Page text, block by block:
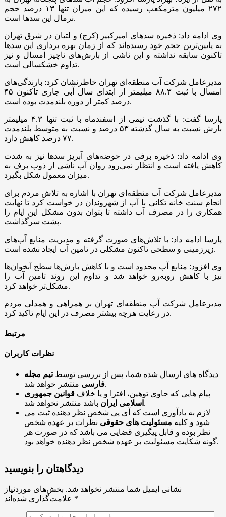
۲۷۲ میلیون مترمکعب رسیده که این میزان تنها ۱۳ درصد حجم
نرمال این سد‌ها است.
وی ادامه داد: ذخیره سد‌های امیرکبیر (کرج) و لتیان در شرق تهران
به پایین‌ترین حجم خود رسیده‌اند که از زمان بهره برداری این سد‌ها
تاکنون سابقه نداشته و این ناشی از بارش‌های ناچیز امسال و نیز
تداوم خشکسالی است.
مدیرعامل شرکت آب منطقه‌ای تهران خاطرنشان کرد: بارندگی‌های
امسال با ثبت ۸۸.۳ میلیمتر از ابتدای سال آبی جاری تاکنون ۴۵
درصد کمتر از دوره بلندمدت بوده است.
پارسا گفت: با گذشت نیمی از اسفندماه با ثبت تنها ۴.۳ میلیمتر
بارش نسبت به سال گذشته ۵۳ درصد و نسبت به متوسط بلندمدت
۷۷ درصد کاهش دارد.
وی ادامه داد: ذخیره برفی در حوضه‌های آبریز سد‌ها نیز به شدت
کاهش یافته است و انتظار نمی‌رود روان آب ناشی از ذوب برف به
میزان معمول شکل بگیرد.
مدیرعامل شرکت آب منطقه‌ای تهران با اشاره به تلاش مردم برای
انجام سنت خانه تکانی با آب از شهروندان در خواست کرد تا نهایت
همکاری را در مصرف آب داشته تا بتوان بدون مشکل این ایام را
پشت سرگذاشت.
پارسا ادامه داد: با تلاش‌های صورت گرفته و مدیریت منابع آب‌های
زیرزمینی و سطحی تاکنون مشکلی در تامین آب ایجاد نشده است.
وی افزود: منابع آب محدود است و با کاهش بارش‌ها سطح آبخوان‌ها
نیز با کاهش رو‌به‌رو خواهد شد و تداوم این روند تامین آب را
مشکل‌تر خواهد کرد.
مدیرعامل شرکت آب منطقه‌ای تهران بر همراهی و همدلی مردم
در رعایت هرچه بیشتر مصرف در این ایام تاکید کرد.
مرتبط
نظرات کاربران
دیدگاه های ارسال شده شما، پس از بررسی توسطتیم مجله
فارسیمنتشر خواهد شد.
پیام هایی که حاوی توهین، افترا و یا خلاف قوانین جمهوری
اسلامی ایران باشد منتشر نخواهد شد.
لازم به یادآوری است که آی پی شخص نظر دهنده ثبت می
شود و کلیه مسئولیت های حقوقی نظرات بر عهده شخص
نظر بوده و قابل پیگیری قضایی می باشد که در صورت هر
گونه شکایت مسئولیت بر عهده شخص نظر دهنده خواهد بود.
دیدگاهتان را بنویسید
نشانی ایمیل شما منتشر نخواهد شد. بخش‌های موردنیاز
*